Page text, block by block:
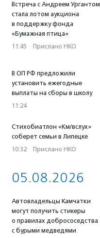
Встреча с Андреем Ургантом
стала лотом аукциона
в поддержку фонда
«Бумажная птица»
11:45 · Прислано НКО
В ОП РФ предложили
установить ежегодные
выплаты на сборы в школу
11:24
Стихобиатлон «Км/вслух»
соберет семьи в Липецке
10:32 · Прислано НКО
05.08.2026
Автовладельцы Камчатки
могут получить стикеры
о правилах добрососедства
с бурыми медведями